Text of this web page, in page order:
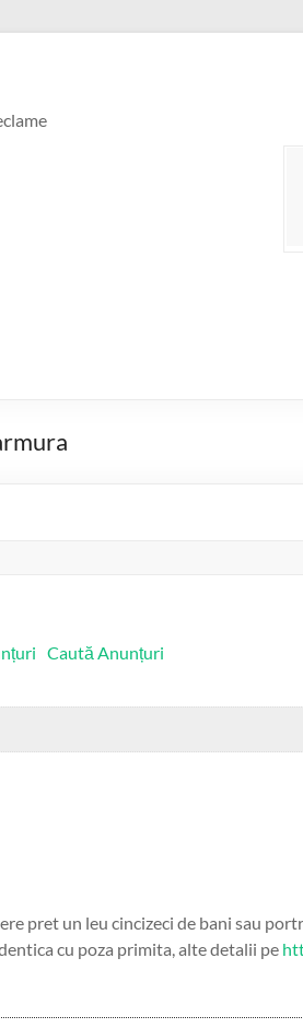
Caută Anunțuri
pret un leu cincizeci de bani sau
cu poza primita, alte detalii pe